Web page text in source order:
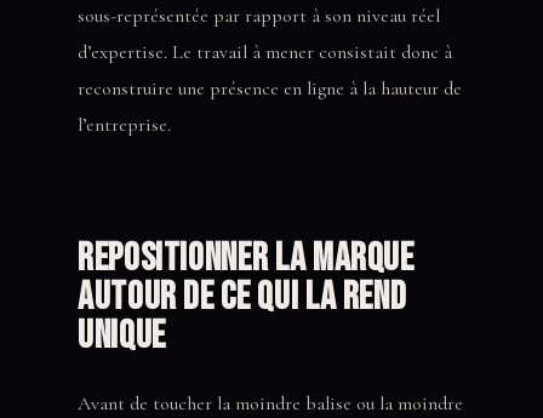
sous-représentée par rapport à son niveau réel
d’expertise. Le travail à mener consistait donc à
reconstruire une présence en ligne à la hauteur de
l’entreprise.
Repositionner la marque
autour de ce qui la rend
unique
Avant de toucher la moindre balise ou la moindre